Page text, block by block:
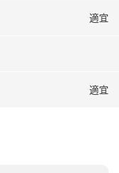
適宜
適宜